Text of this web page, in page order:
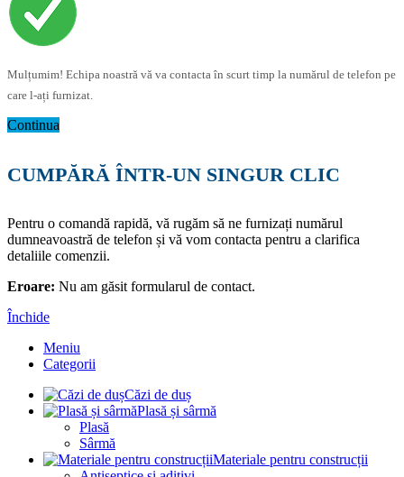
Mulțumim! Echipa noastră vă va contacta în scurt timp la numărul de telefon pe
care l-ați furnizat.
Continua
CUMPĂRĂ ÎNTR-UN SINGUR CLIC
Pentru o comandă rapidă, vă rugăm să ne furnizați numărul
dumneavoastră de telefon și vă vom contacta pentru a clarifica
detaliile comenzii.
Eroare: Nu am găsit formularul de contact.
Închide
Meniu
Categorii
Căzi de duș
Plasă și sârmă
Plasă
Sârmă
Materiale pentru construcții